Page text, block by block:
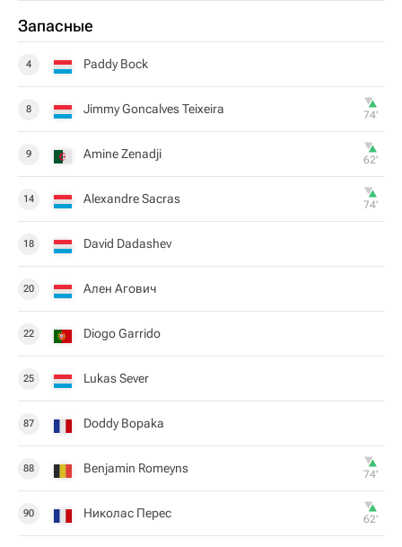
Запасные
4 Paddy Bock
8 Jimmy Goncalves Teixeira 74‎’‎
9 Amine Zenadji 62‎’‎
14 Alexandre Sacras 74‎’‎
18 David Dadashev
20 Ален Агович
22 Diogo Garrido
25 Lukas Sever
87 Doddy Bopaka
88 Benjamin Romeyns 74‎’‎
90 Николас Перес 62‎’‎